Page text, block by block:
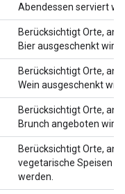
Abendessen serviert
Berücksichtigt Orte, an
Bier ausgeschenkt wird.
Berücksichtigt Orte, an
Wein ausgeschenkt
Berücksichtigt Orte, an
Brunch angeboten wird.
Berücksichtigt Orte, an
vegetarische Speisen
werden.